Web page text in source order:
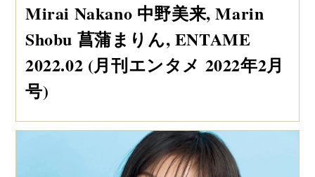
Mirai Nakano 中野美来, Marin
Shobu 菖蒲まりん, ENTAME
2022.02 (月刊エンタメ 2022年2月
号)